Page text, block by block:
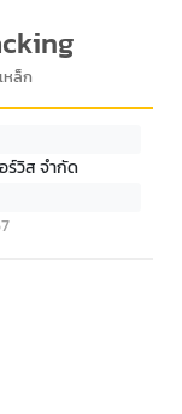
หล็ก
ร์วิส จำกัด